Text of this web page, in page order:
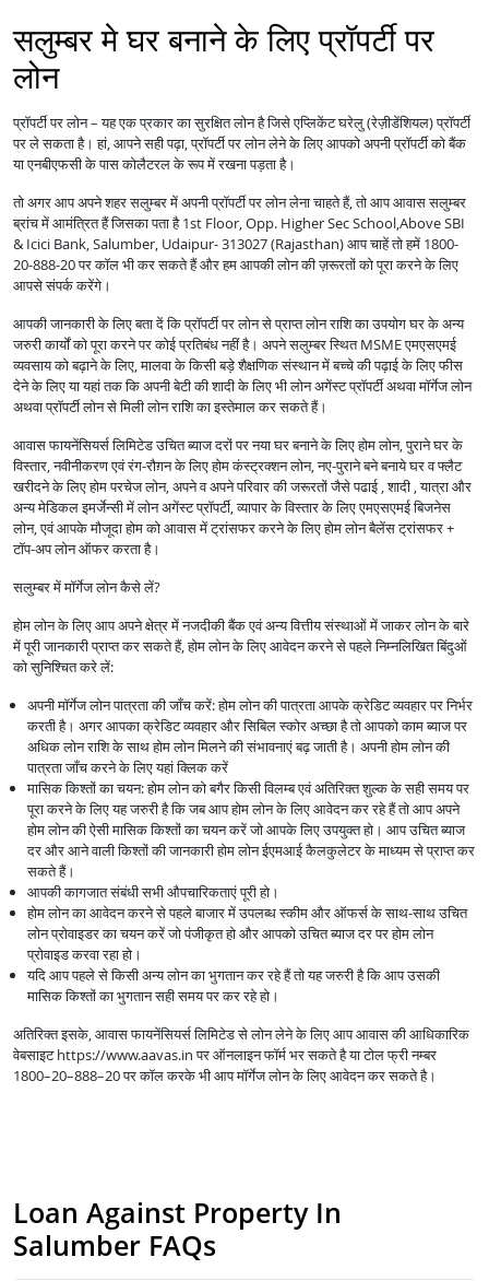
सलुम्बर मे घर बनाने के लिए प्रॉपर्टी पर
लोन
प्रॉपर्टी पर लोन – यह एक प्रकार का सुरक्षित लोन है जिसे एप्लिकेंट घरेलु (रेज़ीडेंशियल) प्रॉपर्टी
पर ले सकता है। हां, आपने सही पढ़ा, प्रॉपर्टी पर लोन लेने के लिए आपको अपनी प्रॉपर्टी को बैंक
या एनबीएफसी के पास कोलैटरल के रूप में रखना पड़ता है।
तो अगर आप अपने शहर सलुम्बर में अपनी प्रॉपर्टी पर लोन लेना चाहते हैं, तो आप आवास सलुम्बर
ब्रांच में आमंत्रित हैं जिसका पता है 1st Floor, Opp. Higher Sec School,Above SBI
& Icici Bank, Salumber, Udaipur- 313027 (Rajasthan) आप चाहें तो हमें 1800-
20-888-20 पर कॉल भी कर सकते हैं और हम आपकी लोन की ज़रूरतों को पूरा करने के लिए
आपसे संपर्क करेंगे।
आपकी जानकारी के लिए बता दें कि प्रॉपर्टी पर लोन से प्राप्त लोन राशि का उपयोग घर के अन्य
जरुरी कार्यों को पूरा करने पर कोई प्रतिबंध नहीं है। अपने सलुम्बर स्थित MSME एमएसएमई
व्यवसाय को बढ़ाने के लिए, मालवा के किसी बड़े शैक्षणिक संस्थान में बच्चे की पढ़ाई के लिए फीस
देने के लिए या यहां तक कि अपनी बेटी की शादी के लिए भी लोन अगेंस्ट प्रॉपर्टी अथवा मॉर्गेज लोन
अथवा प्रॉपर्टी लोन से मिली लोन राशि का इस्तेमाल कर सकते हैं।
आवास फायनेंसियर्स लिमिटेड उचित ब्याज दरों पर नया घर बनाने के लिए होम लोन, पुराने घर के
विस्तार, नवीनीकरण एवं रंग-रौग़न के लिए होम कंस्ट्रक्शन लोन, नए-पुराने बने बनाये घर व फ्लैट
खरीदने के लिए होम परचेज लोन, अपने व अपने परिवार की जरूरतों जैसे पढाई , शादी , यात्रा और
अन्य मेडिकल इमर्जेन्सी में लोन अगेंस्ट प्रॉपर्टी, व्यापार के विस्तार के लिए एमएसएमई बिजनेस
लोन, एवं आपके मौजूदा होम को आवास में ट्रांसफर करने के लिए होम लोन बैलेंस ट्रांसफर +
टॉप-अप लोन ऑफर करता है।
सलुम्बर में मॉर्गेज लोन कैसे लें?
होम लोन के लिए आप अपने क्षेत्र में नजदीकी बैंक एवं अन्य वित्तीय संस्थाओं में जाकर लोन के बारे
में पूरी जानकारी प्राप्त कर सकते हैं, होम लोन के लिए आवेदन करने से पहले निम्नलिखित बिंदुओं
को सुनिश्चित करे लें:
अपनी मॉर्गेज लोन पात्रता की जाँच करें: होम लोन की पात्रता आपके क्रेडिट व्यवहार पर निर्भर
करती है। अगर आपका क्रेडिट व्यवहार और सिबिल स्कोर अच्छा है तो आपको काम ब्याज पर
अधिक लोन राशि के साथ होम लोन मिलने की संभावनाएं बढ़ जाती है। अपनी होम लोन की
पात्रता जाँच करने के लिए यहां क्लिक करें
मासिक किश्तों का चयन: होम लोन को बगैर किसी विलम्ब एवं अतिरिक्त शुल्क के सही समय पर
पूरा करने के लिए यह जरुरी है कि जब आप होम लोन के लिए आवेदन कर रहे हैं तो आप अपने
होम लोन की ऐसी मासिक किश्तों का चयन करें जो आपके लिए उपयुक्त हो। आप उचित ब्याज
दर और आने वाली किश्तों की जानकारी होम लोन ईएमआई कैलकुलेटर के माध्यम से प्राप्त कर
सकते हैं।
आपकी कागजात संबंधी सभी औपचारिकताएं पूरी हो।
होम लोन का आवेदन करने से पहले बाजार में उपलब्ध स्कीम और ऑफर्स के साथ-साथ उचित
लोन प्रोवाइडर का चयन करें जो पंजीकृत हो और आपको उचित ब्याज दर पर होम लोन
प्रोवाइड करवा रहा हो।
यदि आप पहले से किसी अन्य लोन का भुगतान कर रहे हैं तो यह जरुरी है कि आप उसकी
मासिक किश्तों का भुगतान सही समय पर कर रहे हो।
अतिरिक्त इसके, आवास फायनेंसियर्स लिमिटेड से लोन लेने के लिए आप आवास की आधिकारिक
वेबसाइट https://www.aavas.in पर ऑनलाइन फॉर्म भर सकते है या टोल फ्री नम्बर
1800–20–888–20 पर कॉल करके भी आप मॉर्गेज लोन के लिए आवेदन कर सकते है।
Loan Against Property In
Salumber FAQs